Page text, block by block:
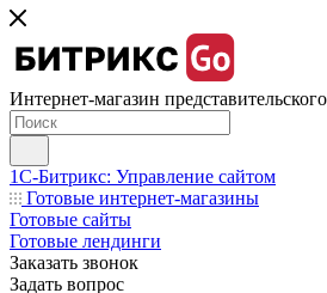
Интернет-магазин
1С-Битрикс: Управление сайтом
Готовые интернет-магазины
Готовые сайты
Готовые лендинги
Заказать звонок
Задать вопрос